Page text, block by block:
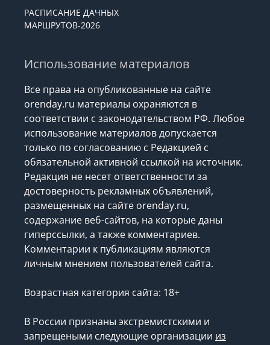
РАСПИСАНИЕ ДАЧНЫХ
МАРШРУТОВ-2026
Использование материалов
Все права на опубликованные на сайте
orenday.ru материалы охраняются в
соответствии с законодательством РФ. Любое
использование материалов допускается
только по согласованию с Редакцией с
обязательной активной ссылкой на источник.
Редакция не несет ответственности за
достоверность рекламных объявлений,
размещенных на сайте orenday.ru,
содержание веб-сайтов, на которые даны
гиперссылки, а также комментариев.
Комментарии к публикациям являются
личным мнением пользователей сайта.
Возрастная категория сайта: 18+
В России признаны экстремистскими и
запрещеными следующие организации из